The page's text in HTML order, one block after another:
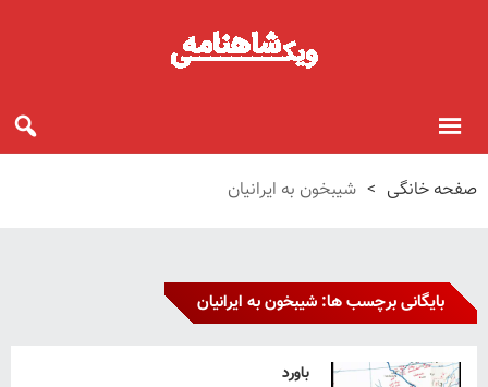
صفحه خانگی > شیبخون به ایرانیان
بایگانی برچسب ها: شیبخون به ایرانیان
باورد